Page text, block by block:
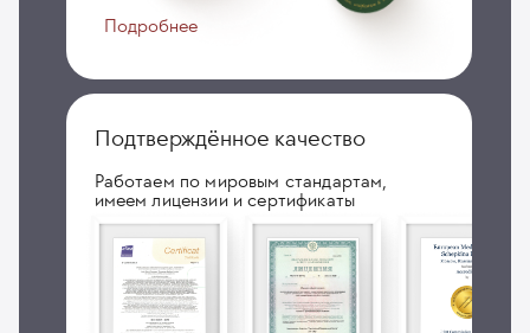
Подробнее
Подтверждённое качество
Работаем по мировым стандартам,
имеем лицензии и сертификаты